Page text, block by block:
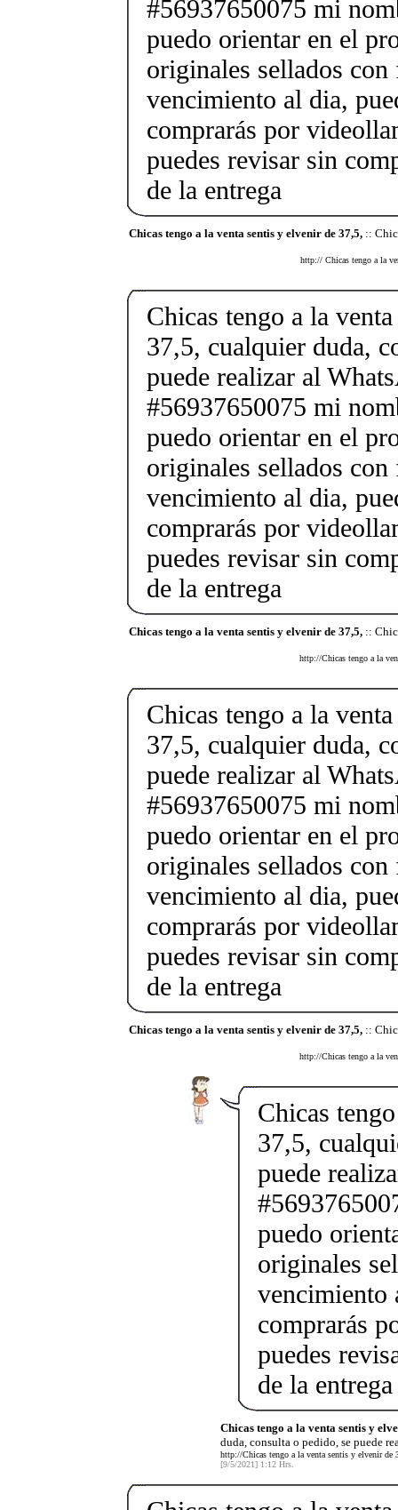
#56937650075 mi
puedo orientar en el
originales sellados con
vencimiento al dia,
comprarás por
puedes revisar sin
de la entrega
Chicas tengo a la venta sentis y elvenir de 37,5,::
http:// Chicas tengo a la
Chicas tengo a la
37,5, cualquier duda,
puede realizar al
#56937650075 mi
puedo orientar en el
originales sellados con
vencimiento al dia,
comprarás por
puedes revisar sin
de la entrega
Chicas tengo a la venta sentis y elvenir de 37,5, ::
http://Chicas tengo a la
Chicas tengo a la
37,5, cualquier duda,
puede realizar al
#56937650075 mi
puedo orientar en el
originales sellados con
vencimiento al dia,
comprarás por
puedes revisar sin
de la entrega
Chicas tengo a la venta sentis y elvenir de 37,5, ::
http://Chicas tengo a la
Chicas
37,5,
puede
puedo
originales
vencimiento
comprarás
puedes
de la entrega
Chicas tengo a la venta sentis y
duda, consulta o pedido, se puede
http://Chicas tengo a la venta sentis y elvenir de
[9/5/2021] 1:12 Hrs.